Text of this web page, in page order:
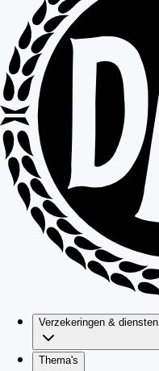
Verzekeringen & diensten
Thema's